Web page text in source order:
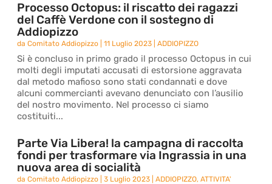
Processo Octopus: il riscatto dei ragazzi
del Caffè Verdone con il sostegno di
Addiopizzo
daComitato Addiopizzo |11 Luglio 2023 |ADDIOPIZZO
Si è concluso in primo grado il processo Octopus in cui
molti degli imputati accusati di estorsione aggravata
dal metodo mafioso sono stati condannati e dove
alcuni commercianti avevano denunciato con l’ausilio
del nostro movimento. Nel processo ci siamo
costituiti...
Parte Via Libera! la campagna di raccolta
fondi per trasformare via Ingrassia in una
nuova area di socialità
daComitato Addiopizzo |3 Luglio 2023 |ADDIOPIZZO,ATTIVITA'